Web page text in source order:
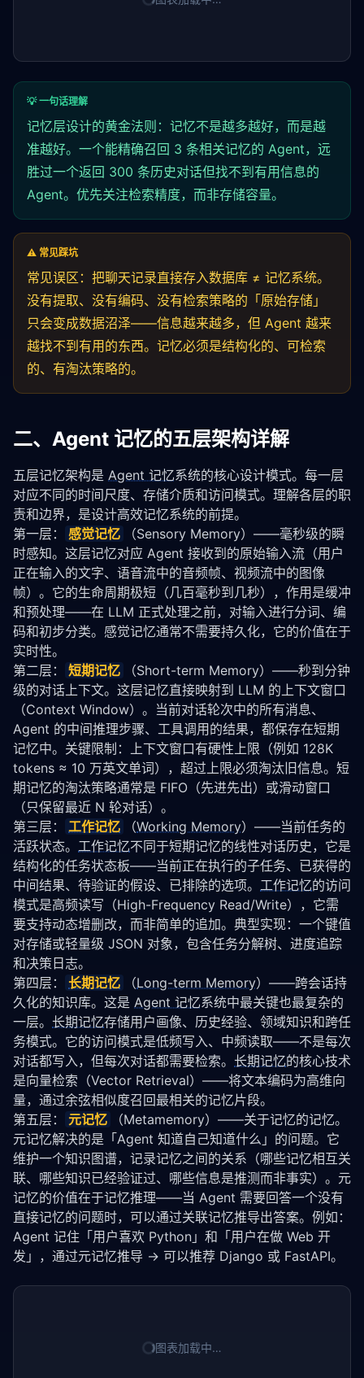
💡 一句话理解
记忆层设计的黄金法则：记忆不是越多越好，而是越
准越好。一个能精确召回 3 条相关记忆的 Agent，远
胜过一个返回 300 条历史对话但找不到有用信息的
Agent。优先关注检索精度，而非存储容量。
⚠️ 常见踩坑
常见误区：把聊天记录直接存入数据库 ≠ 记忆系统。
没有提取、没有编码、没有检索策略的「原始存储」
只会变成数据沼泽——信息越来越多，但 Agent 越来
越找不到有用的东西。记忆必须是结构化的、可检索
的、有淘汰策略的。
二、Agent 记忆的五层架构详解
五层记忆架构是 Agent 记忆系统的核心设计模式。每一层
对应不同的时间尺度、存储介质和访问模式。理解各层的职
责和边界，是设计高效记忆系统的前提。
第一层：
感觉记忆
（Sensory Memory）——毫秒级的瞬
时感知。这层记忆对应 Agent 接收到的原始输入流（用户
正在输入的文字、语音流中的音频帧、视频流中的图像
帧）。它的生命周期极短（几百毫秒到几秒），作用是缓冲
和预处理——在 LLM 正式处理之前，对输入进行分词、编
码和初步分类。感觉记忆通常不需要持久化，它的价值在于
实时性。
第二层：
短期记忆
（Short-term Memory）——秒到分钟
级的对话上下文。这层记忆直接映射到 LLM 的上下文窗口
（Context Window）。当前对话轮次中的所有消息、
Agent 的中间推理步骤、工具调用的结果，都保存在短期
记忆中。关键限制：上下文窗口有硬性上限（例如 128K
tokens ≈ 10 万英文单词），超过上限必须淘汰旧信息。短
期记忆的淘汰策略通常是 FIFO（先进先出）或滑动窗口
（只保留最近 N 轮对话）。
第三层：
工作记忆 （Working Memory）——当前任务的
活跃状态。 工作记忆不同于短期记忆的线性对话历史，它是
结构化的任务状态板——当前正在执行的子任务、已获得的
中间结果、待验证的假设、已排除的选项。 工作记忆的访问
模式是高频读写（High-Frequency Read/Write），它需
要支持动态增删改，而非简单的追加。典型实现：一个键值
对存储或轻量级 JSON 对象，包含任务分解树、进度追踪
和决策日志。
第四层：
长期记忆 （Long-term Memory）——跨会话持
久化的知识库。这是 Agent 记忆系统中最关键也最复杂的
一层。 长期记忆存储用户画像、历史经验、领域知识和跨任
务模式。它的访问模式是低频写入、中频读取——不是每次
对话都写入，但每次对话都需要检索。 长期记忆的核心技术
是向量检索（Vector Retrieval）——将文本编码为高维向
量，通过余弦相似度召回最相关的记忆片段。
第五层：
元记忆
（Metamemory）——关于记忆的记忆。
元记忆解决的是「Agent 知道自己知道什么」的问题。它
维护一个知识图谱，记录记忆之间的关系（哪些记忆相互关
联、哪些知识已经验证过、哪些信息是推测而非事实）。元
记忆的价值在于记忆推理——当 Agent 需要回答一个没有
直接记忆的问题时，可以通过关联记忆推导出答案。例如：
Agent 记住「用户喜欢 Python」和「用户在做 Web 开
发」，通过元记忆推导 → 可以推荐 Django 或 FastAPI。
图表加载中…